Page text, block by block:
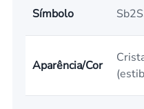
Símbolo
Aparência/Cor